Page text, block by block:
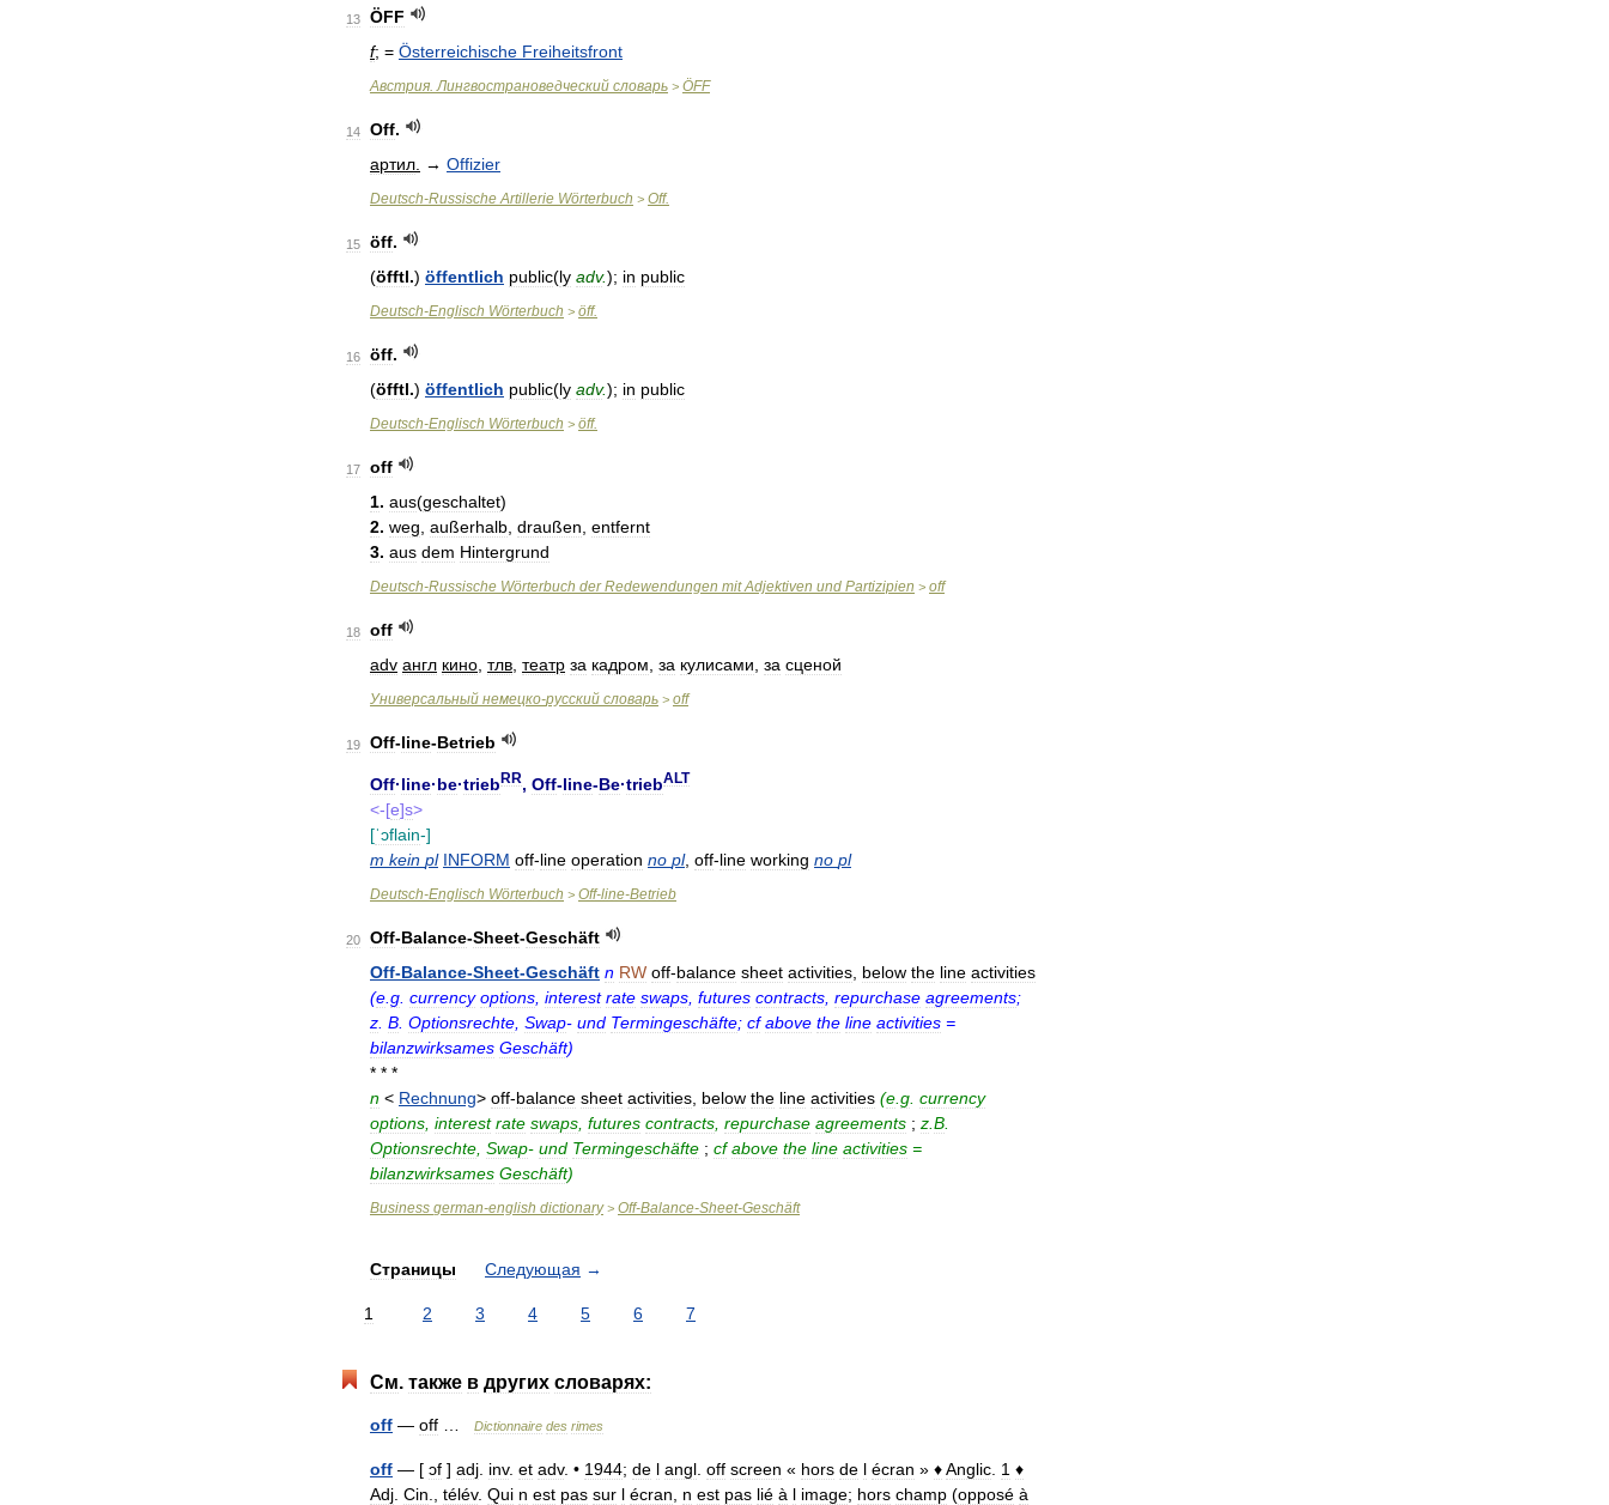
13
ÖFF
f; = Österreichische Freiheitsfront
Австрия.Лингвострановедческий словарь > ÖFF
14 Off.
артил
→ Offizier
Deutsch-Russische Artillerie Wörterbuch > Off.
15 öff.
(öfftl.) öffentlich public(ly adv.); in public
Deutsch-Englisch Wörterbuch > öff.
16 öff.
(öfftl.) öffentlich public(ly adv.); in public
Deutsch-Englisch Wörterbuch > öff.
17
off
1. aus(geschaltet)
2. weg außerhalb draußen entfernt
3. aus dem Hintergrund
Deutsch-Russische Wörterbuch der Redewendungen mit Adjektiven und Partizipien > off
18
off
adv англ кино тлв театр за кадром за кулисами за сценой
Универсальный немецко-русский словарь > off
19 Off-line-Betrieb
Off·line·be·triebRR, Off-line-Be·triebALT
<-[e]s>
[ˈɔflain-]
m kein pl INFORM off-line operation no pl, off-line working no pl
Deutsch-Englisch Wörterbuch > Off-line-Betrieb
20 Off-Balance-Sheet-Geschäft
Off-Balance-Sheet-Geschäft n RW off-balance sheet activities below the line activities
(e g currency options interest rate swaps futures contracts repurchase agreements;
z B Optionsrechte Swap- und Termingeschäfte; cf above the line activities =
bilanzwirksames Geschäft)
* * *
n < Rechnung> off-balance sheet activities below the line activities (e g currency
options interest rate swaps futures contracts repurchase agreements ; z B
Optionsrechte Swap- und Termingeschäfte ; cf above the line activities =
bilanzwirksames Geschäft)
Business german-english dictionary> Off-Balance-Sheet-Geschäft
Страницы Следующая →
1 2 3 4 5 6 7
См. также в других словарях:
off — off Dictionnaire des rimes
off — [ ɔf ] adj inv. et adv. • 1944; de l angl off screen « hors de l écran » ♦Anglic 1 ♦
Adj Cin télév. Qui n est pas sur l écran n est pas lié à l image; hors champ (opposé à